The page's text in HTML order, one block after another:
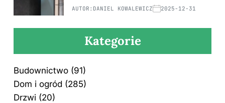
AUTOR: DANIEL KOWALEWICZ 2025-12-31
Kategorie
Budownictwo (91)
Dom i ogród (285)
Drzwi (20)